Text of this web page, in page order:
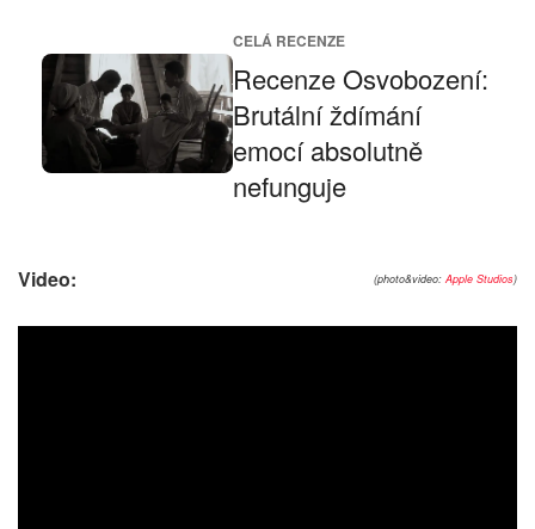
CELÁ RECENZE
Recenze Osvobození:
Brutální ždímání
emocí absolutně
nefunguje
(photo&video: Apple Studios)
Video: